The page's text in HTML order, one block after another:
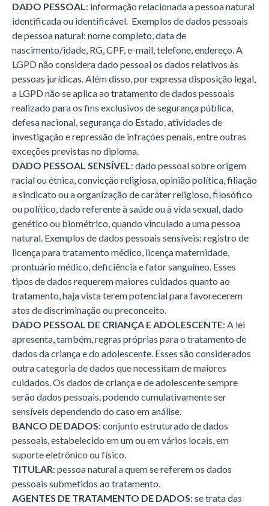
DADO PESSOAL: informação relacionada a pessoa natural
identificada ou identificável. Exemplos de dados pessoais
de pessoa natural: nome completo, data de
nascimento/idade, RG, CPF, e-mail, telefone, endereço. A
LGPD não considera dado pessoal os dados relativos às
pessoas jurídicas. Além disso, por expressa disposição legal,
a LGPD não se aplica ao tratamento de dados pessoais
realizado para os fins exclusivos de segurança pública,
defesa nacional, segurança do Estado, atividades de
investigação e repressão de infrações penais, entre outras
exceções previstas no diploma.
DADO PESSOAL SENSÍVEL: dado pessoal sobre origem
racial ou étnica, convicção religiosa, opinião política, filiação
a sindicato ou a organização de caráter religioso, filosófico
ou político, dado referente à saúde ou à vida sexual, dado
genético ou biométrico, quando vinculado a uma pessoa
natural. Exemplos de dados pessoais sensíveis: registro de
licença para tratamento médico, licença maternidade,
prontuário médico, deficiência e fator sanguíneo. Esses
tipos de dados requerem maiores cuidados quanto ao
tratamento, haja vista terem potencial para favorecerem
atos de discriminação ou preconceito.
DADO PESSOAL DE CRIANÇA E ADOLESCENTE: A lei
apresenta, também, regras próprias para o tratamento de
dados da criança e do adolescente. Esses são considerados
outra categoria de dados que necessitam de maiores
cuidados. Os dados de criança e de adolescente sempre
serão dados pessoais, podendo cumulativamente ser
sensíveis dependendo do caso em análise.
BANCO DE DADOS: conjunto estruturado de dados
pessoais, estabelecido em um ou em vários locais, em
suporte eletrônico ou físico.
TITULAR: pessoa natural a quem se referem os dados
pessoais submetidos ao tratamento.
AGENTES DE TRATAMENTO DE DADOS: se trata das